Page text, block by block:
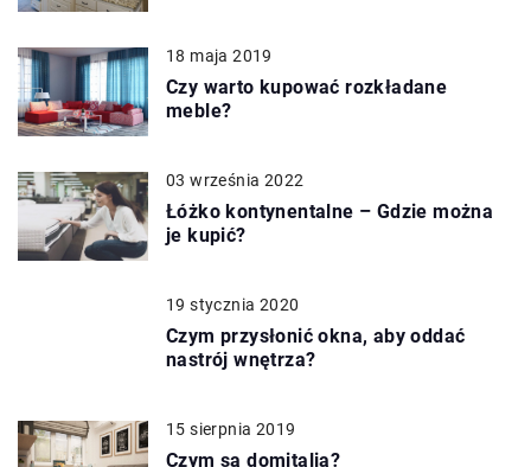
18 maja 2019
Czy warto kupować rozkładane
meble?
03 września 2022
Łóżko kontynentalne – Gdzie można
je kupić?
19 stycznia 2020
Czym przysłonić okna, aby oddać
nastrój wnętrza?
15 sierpnia 2019
Czym są domitalia?